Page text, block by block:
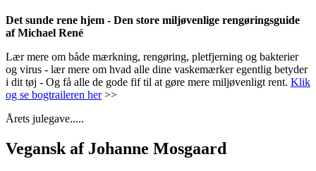
Det sunde rene hjem - Den store miljøvenlige rengøringsguide
af Michael René
Lær mere om både mærkning, rengøring, pletfjerning og bakterier
og virus - lær mere om hvad alle dine vaskemærker egentlig betyder
i dit tøj - Og få alle de gode fif til at gøre mere miljøvenligt rent. Klik
og se bogtraileren her>>
Årets julegave.....
Vegansk af Johanne Mosgaard